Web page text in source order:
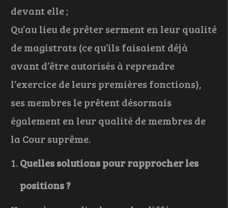
devant elle ;
Qu’au lieu de prêter serment en leur qualité
de magistrats (ce qu’ils faisaient déjà
avant d’être autorisés à reprendre
l’exercice de leurs premières fonctions),
ses membres le prêtent désormais
également en leur qualité de membres de
la Cour suprême.
Quelles solutions pour rapprocher les
positions ?